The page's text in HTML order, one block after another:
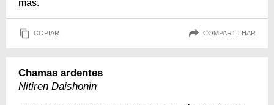
más.
COPIAR COMPARTILHAR
Chamas ardentes
Nitiren Daishonin